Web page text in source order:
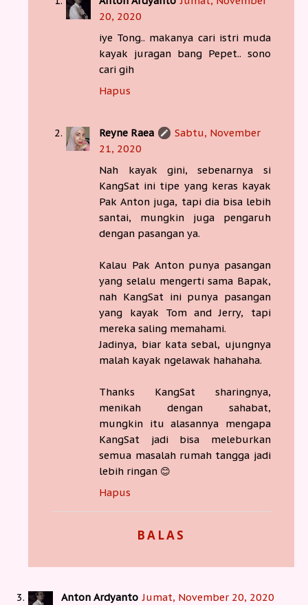
20, 2020
iye Tong.. makanya cari istri muda
kayak juragan bang Pepet.. sono
cari gih
Hapus
Reyne Raea
Sabtu, November
21, 2020
Nah kayak gini, sebenarnya si
KangSat ini tipe yang keras kayak
Pak Anton juga, tapi dia bisa lebih
santai, mungkin juga pengaruh
dengan pasangan ya.
Kalau Pak Anton punya pasangan
yang selalu mengerti sama Bapak,
nah KangSat ini punya pasangan
yang kayak Tom and Jerry, tapi
mereka saling memahami.
Jadinya, biar kata sebal, ujungnya
malah kayak ngelawak hahahaha.
Thanks KangSat sharingnya,
menikah dengan sahabat,
mungkin itu alasannya mengapa
KangSat jadi bisa meleburkan
semua masalah rumah tangga jadi
lebih ringan 😊
Hapus
BALAS
Anton Ardyanto Jumat, November 20, 2020